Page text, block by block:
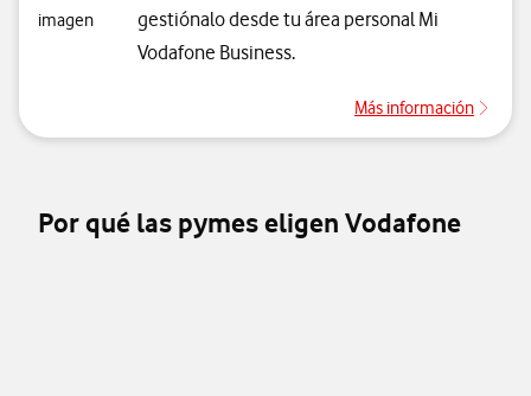
gestiónalo desde tu área personal Mi
Vodafone Business.
Más información
Por qué las pymes eligen Vodafone